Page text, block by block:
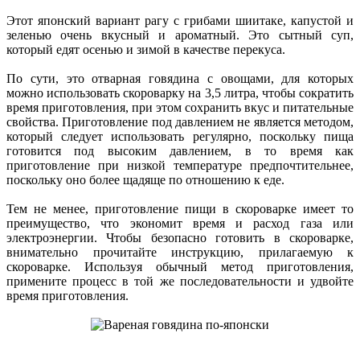
Этот японский вариант рагу с грибами шиитаке, капустой и
зеленью очень вкусный и ароматный. Это сытный суп,
который едят осенью и зимой в качестве перекуса.
По сути, это отварная говядина с овощами, для которых
можно использовать скороварку на 3,5 литра, чтобы сократить
время приготовления, при этом сохранить вкус и питательные
свойства. Приготовление под давлением не является методом,
который следует использовать регулярно, поскольку пища
готовится под высоким давлением, в то время как
приготовление при низкой температуре предпочтительнее,
поскольку оно более щадяще по отношению к еде.
Тем не менее, приготовление пищи в скороварке имеет то
преимущество, что экономит время и расход газа или
электроэнергии. Чтобы безопасно готовить в скороварке,
внимательно прочитайте инструкцию, прилагаемую к
скороварке. Используя обычный метод приготовления,
примените процесс в той же последовательности и удвойте
время приготовления.